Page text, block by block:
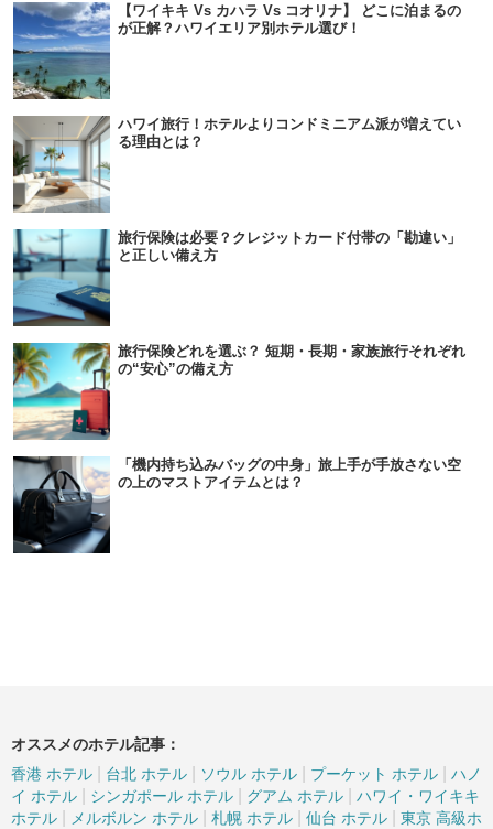
【ワイキキ Vs カハラ Vs コオリナ】 どこに泊まるの
が正解？ハワイエリア別ホテル選び！
ハワイ旅行！ホテルよりコンドミニアム派が増えてい
る理由とは？
旅行保険は必要？クレジットカード付帯の「勘違い」
と正しい備え方
旅行保険どれを選ぶ？ 短期・長期・家族旅行それぞれ
の“安心”の備え方
「機内持ち込みバッグの中身」旅上手が手放さない空
の上のマストアイテムとは？
オススメのホテル記事：
香港 ホテル
台北 ホテル ソウル ホテル プーケット ホテル
ハノ
イ ホテル
シンガポール ホテル グアム ホテル
ハワイ・ワイキキ
ホテル
メルボルン ホテル 札幌 ホテル 仙台 ホテル
東京 高級ホ